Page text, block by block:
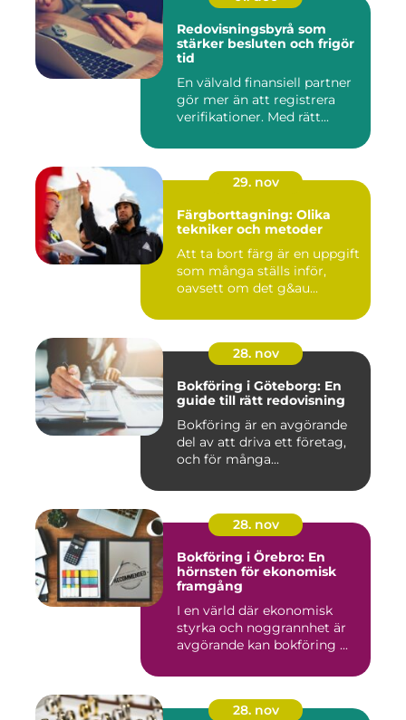
Redovisningsbyrå som
stärker besluten och frigör
tid
En välvald finansiell partner
gör mer än att registrera
verifikationer. Med rätt...
29. nov
Färgborttagning: Olika
tekniker och metoder
Att ta bort färg är en uppgift
som många ställs inför,
oavsett om det g&au...
28. nov
Bokföring i Göteborg: En
guide till rätt redovisning
Bokföring är en avgörande
del av att driva ett företag,
och för många...
28. nov
Bokföring i Örebro: En
hörnsten för ekonomisk
framgång
I en värld där ekonomisk
styrka och noggrannhet är
avgörande kan bokföring ...
28. nov